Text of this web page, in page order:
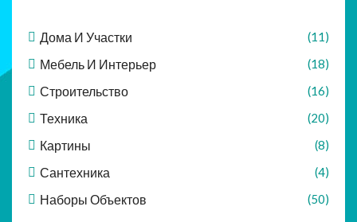
Дома И Участки (11)
Мебель И Интерьер (18)
Строительство (16)
Техника (20)
Картины (8)
Сантехника (4)
Наборы Объектов (50)